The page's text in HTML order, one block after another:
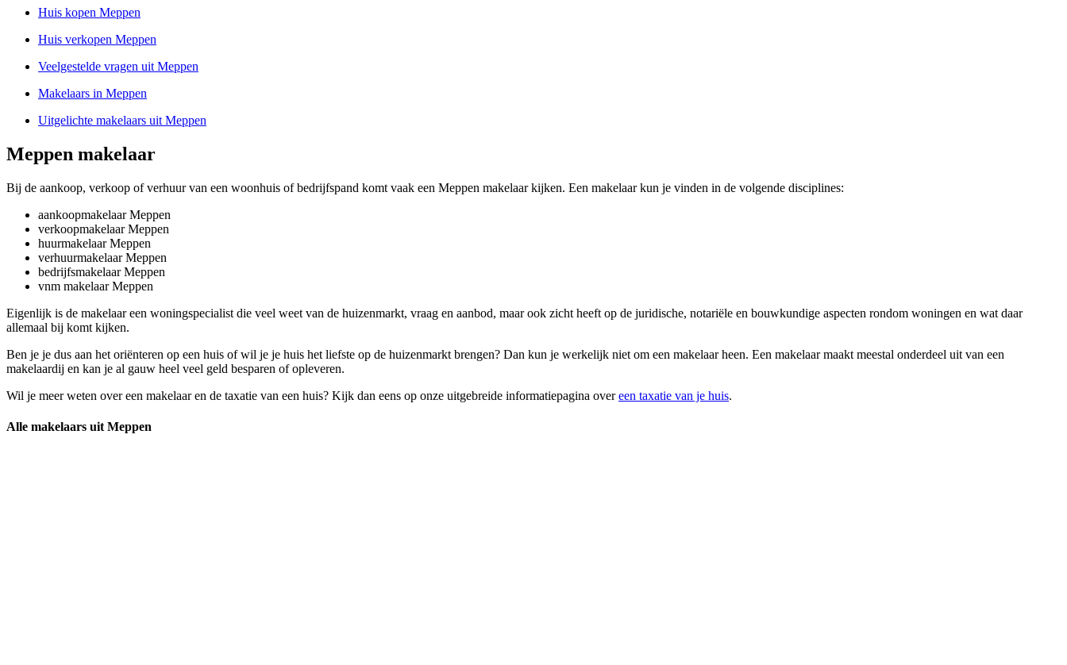
Huis kopen Meppen
Huis verkopen Meppen
Veelgestelde vragen uit Meppen
Makelaars in Meppen
Uitgelichte makelaars uit Meppen
Meppen makelaar
Bij de aankoop, verkoop of verhuur van een woonhuis of bedrijfspand komt vaak een Meppen makelaar kijken. Een makelaar kun je vinden in de volgende disciplines:
aankoopmakelaar Meppen
verkoopmakelaar Meppen
huurmakelaar Meppen
verhuurmakelaar Meppen
bedrijfsmakelaar Meppen
vnm makelaar Meppen
Eigenlijk is de makelaar een woningspecialist die veel weet van de huizenmarkt, vraag en aanbod, maar ook zicht heeft op de juridische, notariële en bouwkundige aspecten rondom woningen en wat daar
allemaal bij komt kijken.
Ben je je dus aan het oriënteren op een huis of wil je je huis het liefste op de huizenmarkt brengen? Dan kun je werkelijk niet om een makelaar heen. Een makelaar maakt meestal onderdeel uit van een
makelaardij en kan je al gauw heel veel geld besparen of opleveren.
Wil je meer weten over een makelaar en de taxatie van een huis? Kijk dan eens op onze uitgebreide informatiepagina overeen taxatie van je huis.
Alle makelaars uit Meppen